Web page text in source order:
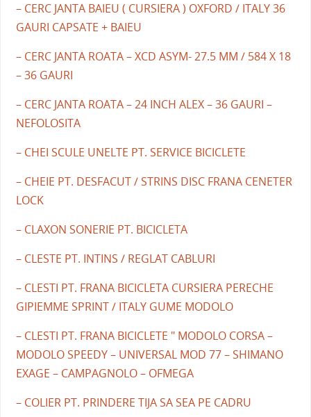
– CERC JANTA BAIEU ( CURSIERA ) OXFORD / ITALY 36
GAURI CAPSATE + BAIEU
– CERC JANTA ROATA – XCD ASYM- 27.5 MM / 584 X 18
– 36 GAURI
– CERC JANTA ROATA – 24 INCH ALEX – 36 GAURI –
NEFOLOSITA
– CHEI SCULE UNELTE PT. SERVICE BICICLETE
– CHEIE PT. DESFACUT / STRINS DISC FRANA CENETER
LOCK
– CLAXON SONERIE PT. BICICLETA
– CLESTE PT. INTINS / REGLAT CABLURI
– CLESTI PT. FRANA BICICLETA CURSIERA PERECHE
GIPIEMME SPRINT / ITALY GUME MODOLO
– CLESTI PT. FRANA BICICLETE " MODOLO CORSA –
MODOLO SPEEDY – UNIVERSAL MOD 77 – SHIMANO
EXAGE – CAMPAGNOLO – OFMEGA
– COLIER PT. PRINDERE TIJA SA SEA PE CADRU